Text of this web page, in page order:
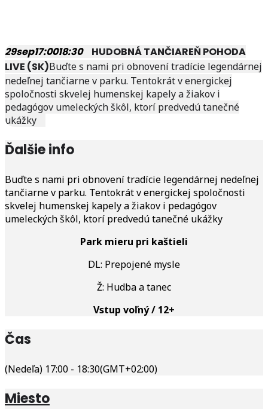
29sep17:0018:30
HUDOBNÁ TANČIAREŇ POHODA
LIVE (SK)Buďte s nami pri obnovení tradície legendárnej
nedeľnej tančiarne v parku. Tentokrát v energickej
spoločnosti skvelej humenskej kapely a žiakov i
pedagógov umeleckých škôl, ktorí predvedú tanečné
ukážky
Ďalšie info
Buďte s nami pri obnovení tradície legendárnej nedeľnej
tančiarne v parku. Tentokrát v energickej spoločnosti
skvelej humenskej kapely a žiakov i pedagógov
umeleckých škôl, ktorí predvedú tanečné ukážky
Park mieru pri kaštieli
DL: Prepojené mysle
Ž: Hudba a tanec
Vstup voľný / 12+
Čas
(Nedeľa) 17:00 - 18:30(GMT+02:00)
Miesto